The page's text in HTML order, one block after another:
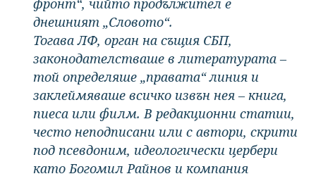
фронт“, чийто продължител е
днешният „Словото“.
Тогава ЛФ, орган на същия СБП,
законодателстваше в литературата –
той определяше „правата“ линия и
заклеймяваше всичко извън нея – книга,
пиеса или филм. В редакционни статии,
често неподписани или с автори, скрити
под псевдоним, идеологически цербери
като Богомил Райнов и компания